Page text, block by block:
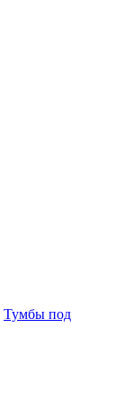
Тумбы под